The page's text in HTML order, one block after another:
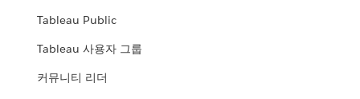
Tableau Public
Tableau 사용자 그룹
커뮤니티 리더